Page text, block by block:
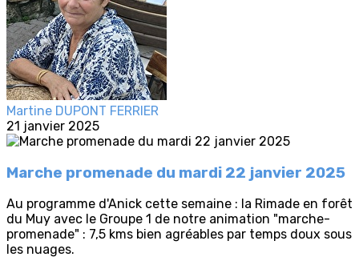
Martine DUPONT FERRIER
21 janvier 2025
Marche promenade du mardi 22 janvier 2025
Au programme d'Anick cette semaine : la Rimade en forêt
du Muy avec le Groupe 1 de notre animation "marche-
promenade" : 7,5 kms bien agréables par temps doux sous
les nuages.